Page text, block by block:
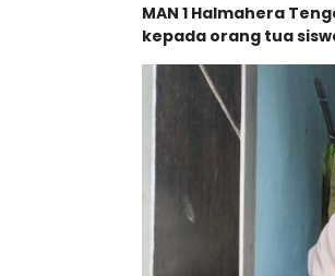
MAN 1 Halmahera
kepada orang tua